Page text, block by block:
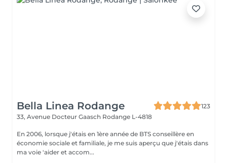
Bella Linea Rodange
123
33, Avenue Docteur Gaasch Rodange L-4818
En 2006, lorsque j'étais en 1ère année de BTS conseillère en
économie sociale et familiale, je me suis aperçu que j'étais dans
ma voie 'aider et accom...